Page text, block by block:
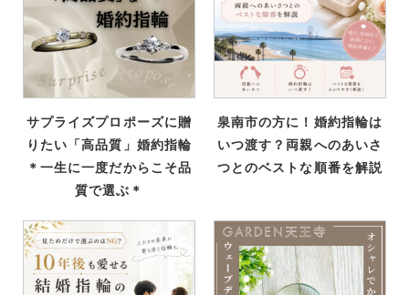
サプライズプロポーズに贈
りたい「高品質」婚約指輪
＊一生に一度だからこそ品
質で選ぶ＊
泉南市の方に！婚約指輪は
いつ渡す？両親へのあいさ
つとのベストな順番を解説